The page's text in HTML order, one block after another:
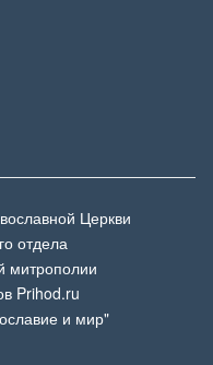
Церкви
отдела
митрополии
Prihod.ru
и мир"